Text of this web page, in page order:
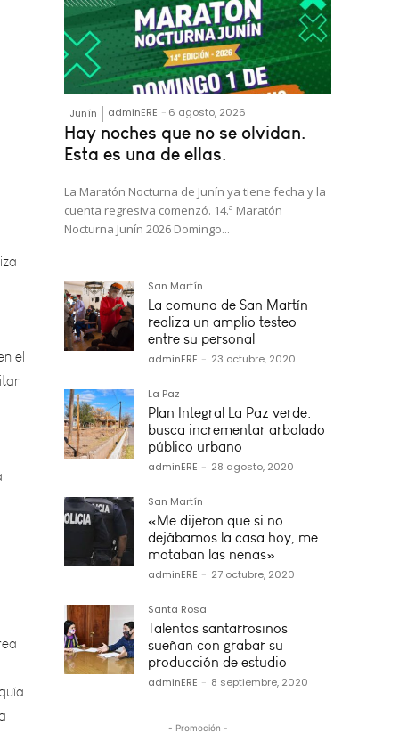
Junín adminERE - 6 agosto, 2026
Hay noches que no se olvidan.
Esta es una de ellas.
La Maratón Nocturna de Junín ya tiene fecha y la
cuenta regresiva comenzó. 14.ª Maratón
Nocturna Junín 2026 Domingo...
San Martín
La comuna de San Martín
realiza un amplio testeo
entre su personal
adminERE - 23 octubre, 2020
La Paz
Plan Integral La Paz verde:
busca incrementar arbolado
público urbano
adminERE - 28 agosto, 2020
San Martín
«Me dijeron que si no
dejábamos la casa hoy, me
mataban las nenas»
adminERE - 27 octubre, 2020
Santa Rosa
Talentos santarrosinos
sueñan con grabar su
producción de estudio
adminERE - 8 septiembre, 2020
- Promoción -